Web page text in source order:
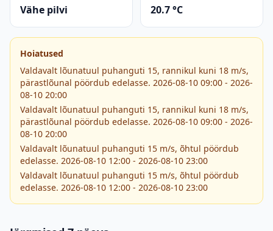
Vähe pilvi 20.7 °C
Hoiatused
Valdavalt lõunatuul puhanguti 15, rannikul kuni 18 m/s,
pärastlõunal pöördub edelasse. 2026-08-10 09:00 - 2026-
08-10 20:00
Valdavalt lõunatuul puhanguti 15, rannikul kuni 18 m/s,
pärastlõunal pöördub edelasse. 2026-08-10 09:00 - 2026-
08-10 20:00
Valdavalt lõunatuul puhanguti 15 m/s, õhtul pöördub
edelasse. 2026-08-10 12:00 - 2026-08-10 23:00
Valdavalt lõunatuul puhanguti 15 m/s, õhtul pöördub
edelasse. 2026-08-10 12:00 - 2026-08-10 23:00